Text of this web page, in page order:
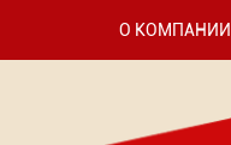
О КОМПАНИИ